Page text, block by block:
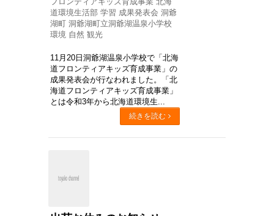
道環境生活部 学習 成果発表会 洞爺
湖町 洞爺湖町立洞爺湖温泉小学校
環境 自然 観光
11月20日洞爺湖温泉小学校で「北海
道フロンティアキッズ育成事業」の
成果発表会が行なわれました。「北
海道フロンティアキッズ育成事業」
とは令和3年から北海道環境生...
続きを読む